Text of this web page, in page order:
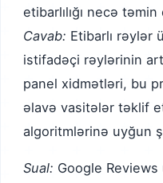
etibarlılığı necə təmin
Cavab: Etibarlı rəylər
istifadəçi rəylərinin
panel xidmətləri, bu
əlavə vasitələr təklif
algoritmlərinə uyğun
Sual: Google